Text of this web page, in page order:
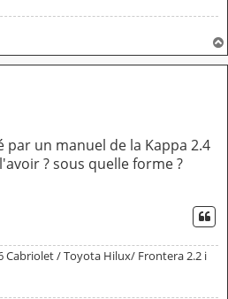
par un manuel de la Kappa 2.4
? sous quelle forme ?
Cabriolet / Toyota Hilux/ Frontera 2.2 i